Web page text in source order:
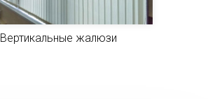
Вертикальные жалюзи